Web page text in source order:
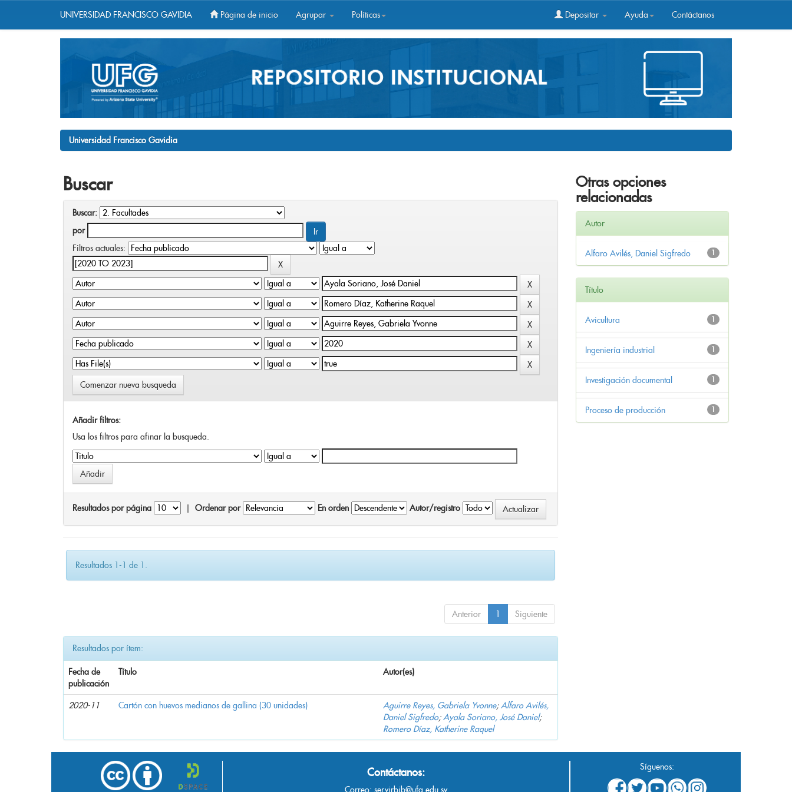
UNIVERSIDAD FRANCISCO GAVIDIA Página de inicio Agrupar Políticas Depositar Ayuda Contáctanos
Universidad Francisco Gavidia
Buscar
Buscar:
por
Filtros actuales:
Comenzar nueva busqueda
Añadir filtros:
Usa los filtros para afinar la busqueda.
Resultados por página Ordenar por En orden Autor/registro
Resultados 1-1 de 1.
Anterior 1 Siguiente
Resultados por ítem:
Fecha de
publicación
Título Autor(es)
2020-11 Cartón con huevos medianos de gallina (30 unidades) Aguirre Reyes, Gabriela Yvonne;Alfaro Avilés,
Daniel Sigfredo;Ayala Soriano, José Daniel;
Romero Díaz, Katherine Raquel
Otras opciones
relacionadas
Autor
1
Alfaro Avilés, Daniel Sigfredo
Título
1
Avicultura
1
Ingeniería industrial
1
Investigación documental
1
Proceso de producción
Contáctanos:
Correo: servirbib@ufg.edu.sv
Síguenos: